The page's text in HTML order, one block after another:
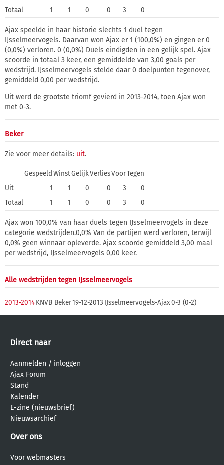
Totaal
1 1 0 0 3 0
Ajax speelde in haar historie slechts 1 duel tegen
IJsselmeervogels. Daarvan won Ajax er 1 (100,0%) en gingen er 0
(0,0%) verloren. 0 (0,0%) Duels eindigden in een gelijk spel. Ajax
scoorde in totaal 3 keer, een gemiddelde van 3,00 goals per
wedstrijd. IJsselmeervogels stelde daar 0 doelpunten tegenover,
gemiddeld 0,00 per wedstrijd.
Uit werd de grootste triomf gevierd in 2013-2014, toen Ajax won
met 0-3.
Beker
Zie voor meer details: uit.
Gespeeld WinstGelijkVerliesVoorTegen
Uit
1 1 0 0 3
0
Totaal
1 1 0 0 3 0
Ajax won 100,0% van haar duels tegen IJsselmeervogels in deze
categorie wedstrijden.0,0% Van de partijen werd verloren, terwijl
0,0% geen winnaar opleverde. Ajax scoorde gemiddeld 3,00 maal
per wedstrijd, IJsselmeervogels 0,00 keer.
Alle wedstrijden tegen IJsselmeervogels
2013-2014KNVB Beker19-12-2013 IJsselmeervogels-Ajax0-3 (0-2)
Direct naar
Aanmelden / inloggen
Ajax Forum
Stand
Kalender
E-zine (nieuwsbrief)
Nieuwsarchief
Over ons
Voor webmasters